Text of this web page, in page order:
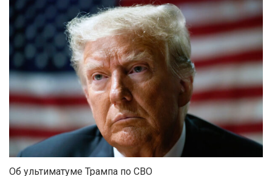
Об ультиматуме Трампа по СВО